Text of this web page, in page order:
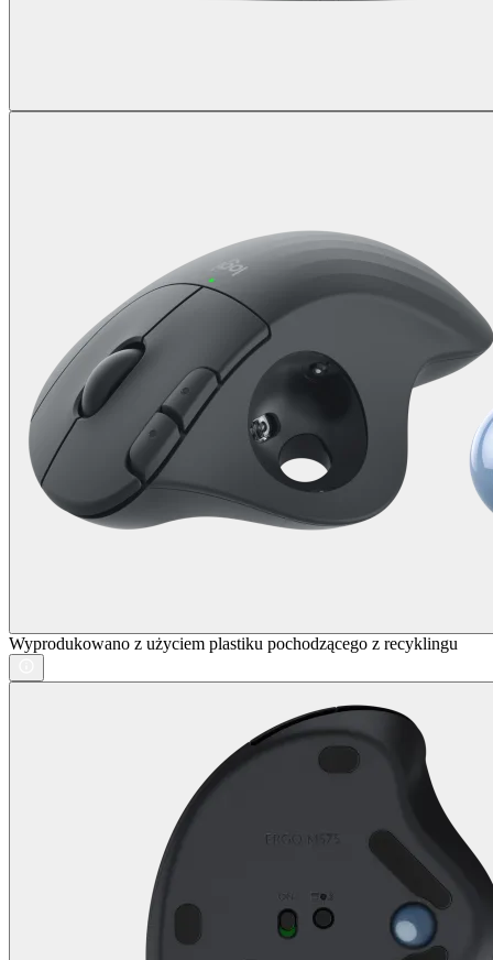
Wyprodukowano z użyciem plastiku pochodzącego z recyklingu